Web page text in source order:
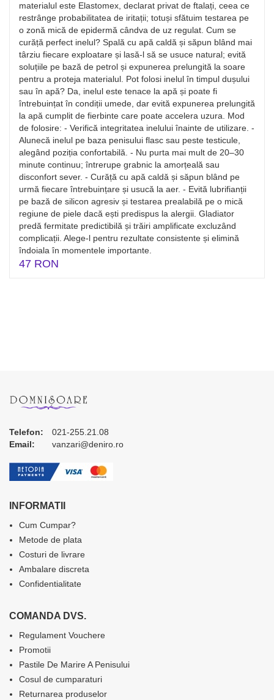
materialul este Elastomex, declarat privat de ftalați, ceea ce
restrânge probabilitatea de iritații; totuși sfătuim testarea pe
o zonă mică de epidermă cândva de uz regulat. Cum se
curăță perfect inelul? Spală cu apă caldă și săpun blând mai
târziu fiecare exploatare și lasă-l să se usuce natural; evită
soluțiile pe bază de petrol și expunerea prelungită la soare
pentru a proteja materialul. Pot folosi inelul în timpul dușului
sau în apă? Da, inelul este tenace la apă și poate fi
întrebuințat în condiții umede, dar evită expunerea prelungită
la apă cumplit de fierbinte care poate accelera uzura. Mod
de folosire: - Verifică integritatea inelului înainte de utilizare. -
Alunecă inelul pe baza penisului flasc sau peste testicule,
alegând poziția confortabilă. - Nu purta mai mult de 20–30
minute continuu; întrerupe grabnic la amorțeală sau
disconfort sever. - Curăță cu apă caldă și săpun blând pe
urmă fiecare întrebuințare și usucă la aer. - Evită lubrifianții
pe bază de silicon agresiv și testarea prealabilă pe o mică
regiune de piele dacă ești predispus la alergii. Gladiator
predă fermitate predictibilă și trăiri amplificate excluzând
complicații. Alege-l pentru rezultate consistente și elimină
îndoiala în momentele importante.
47 RON
Telefon:
021-255.21.08
Email:
vanzari@deniro.ro
INFORMATII
Cum Cumpar?
Metode de plata
Costuri de livrare
Ambalare discreta
Confidentialitate
COMANDA DVS.
Regulament Vouchere
Promotii
Pastile De Marire A Penisului
Cosul de cumparaturi
Returnarea produselor